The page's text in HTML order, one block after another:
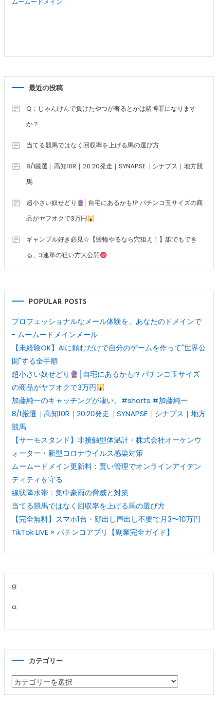
ムームードメイン
最近の投稿
Q：じゃんけんで負けたやつが奢るとかは賭博罪になります
か？
当てる競馬ではなく回収率を上げる馬の選び方
8/1厳選｜高知10R｜20:20発走｜SYNAPSE｜シナプス｜地方競
馬
超小さい奴せどり
│自宅にあるかも!? パチンコ玉サイズの商
品がヤフオクで3万円
ギャンブル好き必見☆【競輪やるなら穴狙え！】誰でもでき
る、3連単の狙い方大公開
POPULAR POSTS
プロフェッショナルなメール体験を、あなたのドメインで
- ムームードメインメール
【未経験OK】AIに頼むだけで自分のゲームを作って"世界公
開"する全手順
超小さい奴せどり
│自宅にあるかも!? パチンコ玉サイズ
の商品がヤフオクで3万円
加藤純一のキャッチングが凄い。#shorts #加藤純一
8/1厳選｜高知10R｜20:20発走｜SYNAPSE｜シナプス｜地方
競馬
【サーモスタンド】非接触型体温計・株式会社オーケンウ
ォーター・新型コロナウイルス感染対策
ムームードメイン更新料：賢い管理でオンラインアイデン
ティティを守る
線状降水帯：集中豪雨の脅威と対策
当てる競馬ではなく回収率を上げる馬の選び方
【完全無料】スマホ1台・顔出し声出し不要で月3〜10万円
TikTok LIVE × パチンコアプリ【副業完全ガイド】
g:
a:
カテゴリー
カ
テ